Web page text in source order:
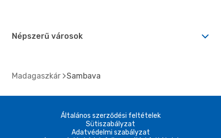
Népszerű városok
Madagaszkár Sambava
Általános szerződési feltételek
Sütiszabályzat
Adatvédelmi szabályzat